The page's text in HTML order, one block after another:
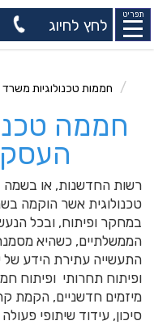
תפריט
לחץ לחיוג
חממות טכנולוגיות
חממה
רשות החדשנות, או
במחקר ופיתוח, ובכל
התעשייה עתירת הידע
ופיתוח תחרותי ופיתוח
מיזמים חדשניים, הקמת
סיכון, עידוד שיתופי